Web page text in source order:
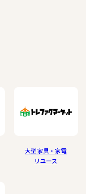
大型家具・家電
リユース